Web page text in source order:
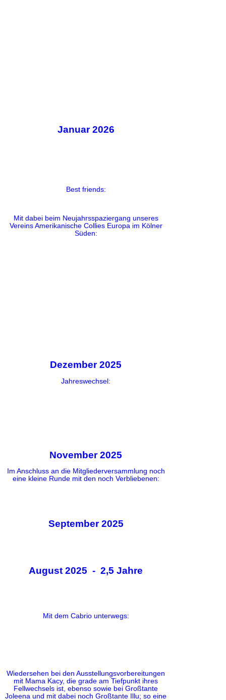
Januar 2026
Best friends:
Mit dabei beim Neujahrsspaziergang unseres
Vereins Amerikanische Collies Europa im Kölner
Süden:
Dezember 2025
Jahreswechsel:
November 2025
Im Anschluss an die Mitgliederversammlung noch
eine kleine Runde mit den noch Verbliebenen:
September 2025
August 2025 - 2,5 Jahre
Mit dem Cabrio unterwegs:
Wiedersehen bei den Ausstellungsvorbereitungen
mit Mama Kacy, die grade am Tiefpunkt ihres
Fellwechsels ist, ebenso sowie bei Großtante
Joleena und mit dabei noch Großtante Illu; so eine